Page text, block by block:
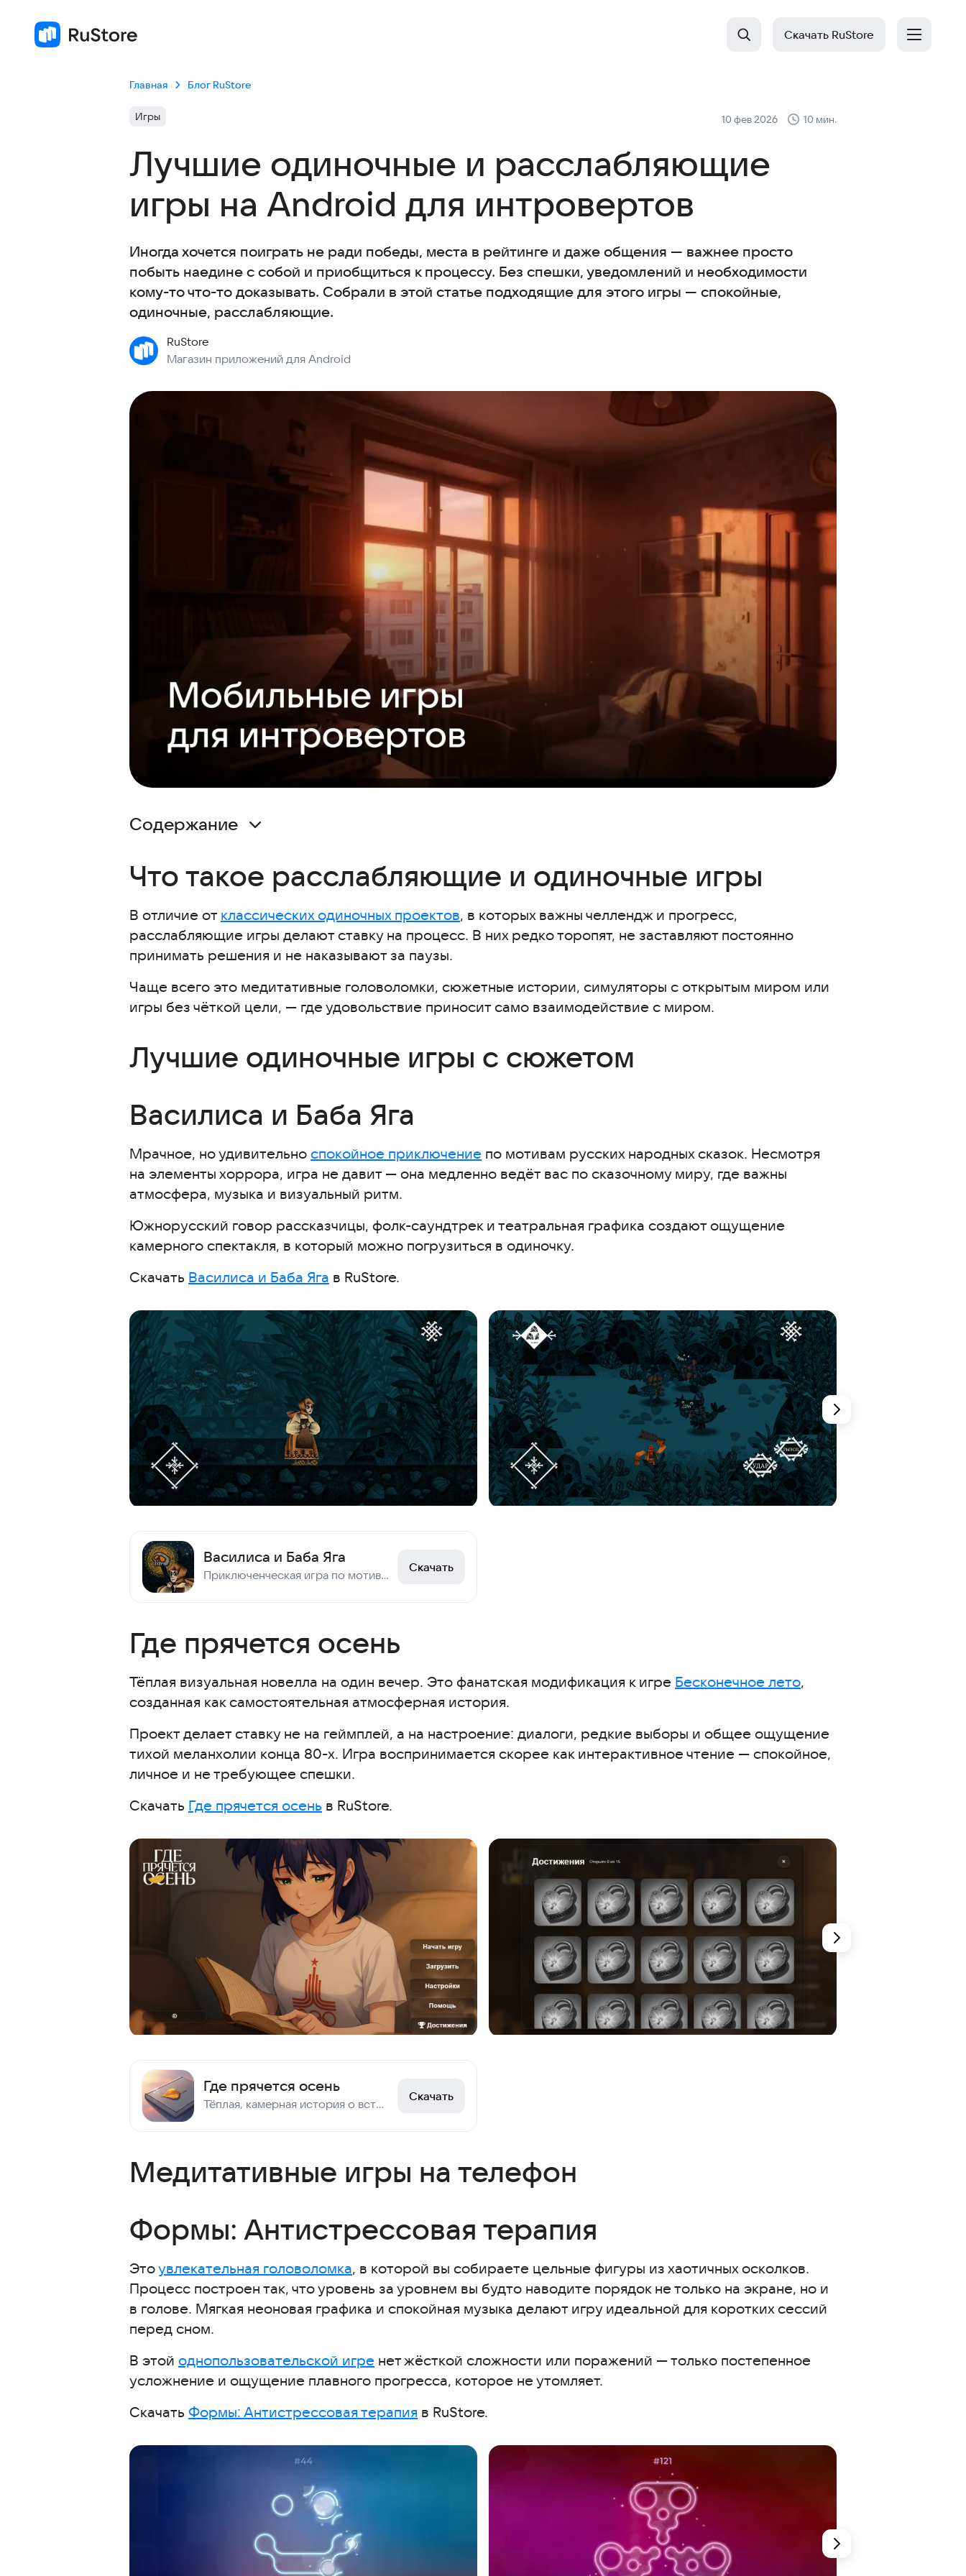
Скачать RuStore
Главная Блог RuStore
Игры 10 фев 2026 10 мин.
Лучшие одиночные и расслабляющие
игры на Android для интровертов
Иногда хочется поиграть не ради победы, места в рейтинге и даже общения — важнее просто
побыть наедине с собой и приобщиться к процессу. Без спешки, уведомлений и необходимости
кому-то что-то доказывать. Собрали в этой статье подходящие для этого игры — спокойные,
одиночные, расслабляющие.
RuStore
Магазин приложений для Android
Содержание
Лучшие одиночные игры с сюжетом
Василиса и Баба Яга
Где прячется осень
Медитативные игры на телефон
Формы: Антистрессовая терапия
Бесконечные Пазлы: головоломки
Игры с открытым миром, но без спешки
Truckers of Europe 3
Toca Boca Life
Логические игры для концентрации
Судоку — классическое судоку
Скачать одиночные расслабляющие игры
Интересные статьи
Что такое расслабляющие и одиночные игры
В отличие от классических одиночных проектов, в которых важны челлендж и прогресс,
расслабляющие игры делают ставку на процесс. В них редко торопят, не заставляют постоянно
принимать решения и не наказывают за паузы.
Чаще всего это медитативные головоломки, сюжетные истории, симуляторы с открытым миром или
игры без чёткой цели, — где удовольствие приносит само взаимодействие с миром.
Лучшие одиночные игры с сюжетом
Василиса и Баба Яга
Мрачное, но удивительно спокойное приключение по мотивам русских народных сказок. Несмотря
на элементы хоррора, игра не давит — она медленно ведёт вас по сказочному миру, где важны
атмосфера, музыка и визуальный ритм.
Южнорусский говор рассказчицы, фолк-саундтрек и театральная графика создают ощущение
камерного спектакля, в который можно погрузиться в одиночку.
Скачать Василиса и Баба Яга в RuStore.
Василиса и Баба Яга
Приключенческая игра по мотивам русской народной сказки «Василиса Прекрасная»
Скачать
Где прячется осень
Тёплая визуальная новелла на один вечер. Это фанатская модификация к игре Бесконечное лето,
созданная как самостоятельная атмосферная история.
Проект делает ставку не на геймплей, а на настроение: диалоги, редкие выборы и общее ощущение
тихой меланхолии конца 80-х. Игра воспринимается скорее как интерактивное чтение — спокойное,
личное и не требующее спешки.
Скачать Где прячется осень в RuStore.
Где прячется осень
Тёплая, камерная история о встрече с Леной на её день рождения
Скачать
Медитативные игры на телефон
Формы: Антистрессовая терапия
Этоувлекательная головоломка, в которой вы собираете цельные фигуры из хаотичных осколков.
Процесс построен так, что уровень за уровнем вы будто наводите порядок не только на экране, но и
в голове. Мягкая неоновая графика и спокойная музыка делают игру идеальной для коротких сессий
перед сном.
В этой однопользовательской игре нет жёсткой сложности или поражений — только постепенное
усложнение и ощущение плавного прогресса, которое не утомляет.
Скачать Формы: Антистрессовая терапия в RuStore.